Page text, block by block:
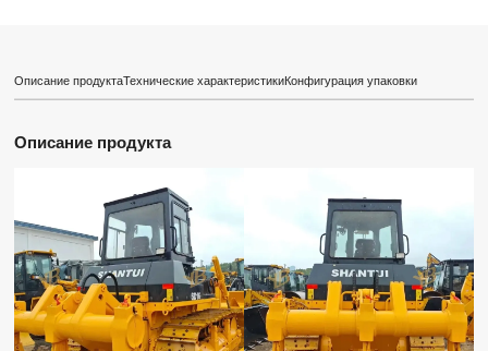
Описание продуктаТехнические характеристикиКонфигурация упаковки
Описание продукта